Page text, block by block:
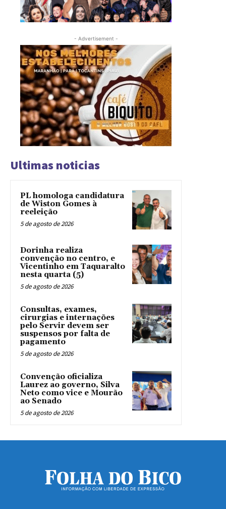
- Advertisement -
Ultimas noticias
PL homologa candidatura
de Wiston Gomes à
reeleição
5 de agosto de 2026
Dorinha realiza
convenção no centro, e
Vicentinho em Taquaralto
nesta quarta (5)
5 de agosto de 2026
Consultas, exames,
cirurgias e internações
pelo Servir devem ser
suspensos por falta de
pagamento
5 de agosto de 2026
Convenção oficializa
Laurez ao governo, Silva
Neto como vice e Mourão
ao Senado
5 de agosto de 2026